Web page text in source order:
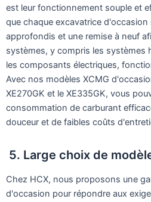
est leur fonctionnement souple et
que chaque excavatrice
approfondis et une remise à neuf
systèmes, y compris les systèmes
les composants électriques,
Avec nos modèles XCMG
XE270GK et le XE335GK, vous
consommation de carburant
douceur et de faibles coûts
5. Large choix de
Chez HCX, nous proposons une
d'occasion pour répondre aux